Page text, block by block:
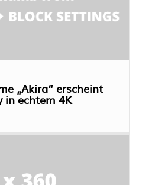
„Akira“ erscheint
in echtem 4K